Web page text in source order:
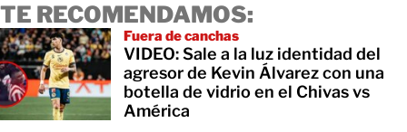
TE RECOMENDAMOS:
Fuera de canchas
VIDEO: Sale a la luz identidad del
agresor de Kevin Álvarez con una
botella de vidrio en el Chivas vs
América